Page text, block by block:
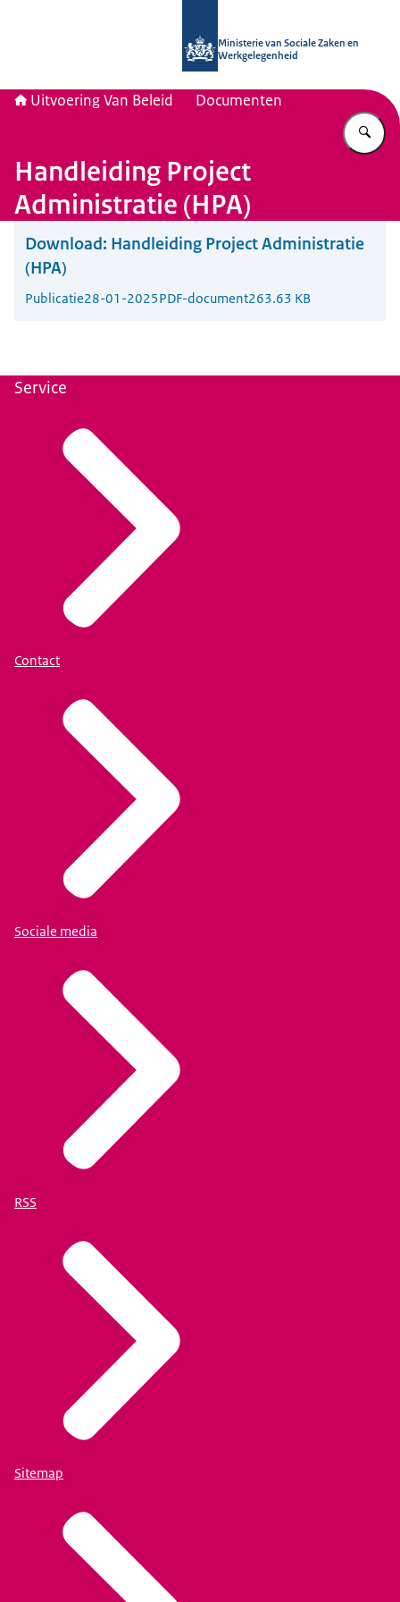
Ministerie van Sociale Zaken en
Werkgelegenheid
Uitvoering Van Beleid Documenten
Handleiding Project
Administratie (HPA)
Download: Handleiding Project Administratie
(HPA)
Publicatie28-01-2025PDF-document263.63 KB
Service
Contact
Sociale media
RSS
Sitemap